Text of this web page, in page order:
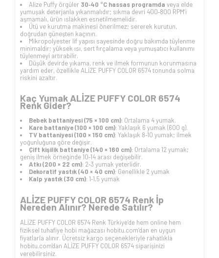
Alize Puffy örgüler 30‑40 °C hassas programda veya elde
yumuşak deterjanla yıkanmalıdır; sıkma devri 400‑800 RPM’i
aşmamalı, ürün ıslakken esnetilmemelidir.
Ütü ve kurutma makinesi önerilmez; sererek kurutun,
doğrudan güneşten kaçının.
Mikropolyester lif yapısı sayesinde doğru bakımda tüylenme
minimaldir; yüksek ısı, sert fırçalama veya yumuşatıcı kullanımı
tüylenmeyi artırabilir.
Düşük devirde yıkama, renk ve ilmek formunun korunmasına
yardım eder, özellikle ALİZE PUFFY COLOR 6574 tonunda solma
riskini azaltır.
Kaç Yumak ALİZE PUFFY COLOR 6574
Renk Gider?
Bebek battaniyesi (75 × 100 cm): Ortalama 4 yumak.
Kare battaniye (100 × 100 cm): Yaklaşık 6 yumak (600 g).
TV battaniyesi (100 × 150 cm): Yaklaşık 8‑10 yumak; ilmek
yoğunluğuna göre değişir.
Çift kişilik battaniye (140 × 160 cm): Ortalama 12 yumak;
geniş ilmek örneğinde 10‑14 arası değişebilir.
Atkı (200 × 22 cm): 2‑3 yumak yeterlidir.
Dekoratif yastık (40 × 40 cm): Genellikle 2 yumak
Kalp yastık (30 cm): 1‑1,5 yumak
ALİZE PUFFY COLOR 6574 Renk İp
Nereden Alınır? Nerede Satılır?
ALİZE PUFFY COLOR 6574 Renk Türkiye’de hem online hem
fiziksel tuhafiye hobi mağazası hobitu.com’dan en uygun
fiyatlarla alınır. Ücretsiz kargo seçenekleriyle rahatlıkla
hobitu.com'dan ALİZE PUFFY COLOR 6574 siparişinizi
verebilirsiniz.